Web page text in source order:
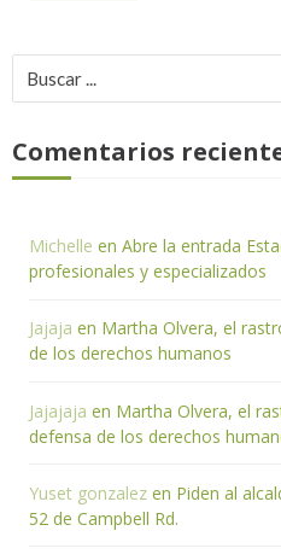
Buscar
por:
Comentarios
Michelle en Abre la entrada
profesionales y especializados
Jajaja en Martha Olvera, el
de los derechos humanos
Jajajaja en Martha Olvera, el
defensa de los derechos
Yuset gonzalez en Piden al
52 de Campbell Rd.